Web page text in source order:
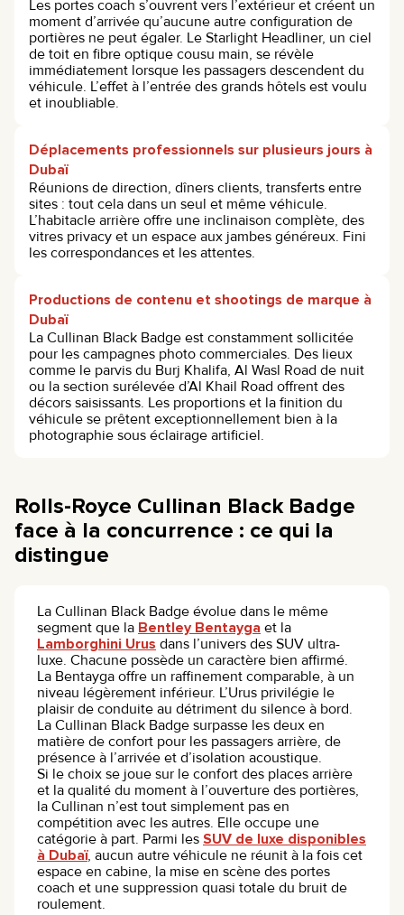
Les portes coach s’ouvrent vers l’extérieur et créent un
moment d’arrivée qu’aucune autre configuration de
portières ne peut égaler. Le Starlight Headliner, un ciel
de toit en fibre optique cousu main, se révèle
immédiatement lorsque les passagers descendent du
véhicule. L’effet à l’entrée des grands hôtels est voulu
et inoubliable.
Déplacements professionnels sur plusieurs jours à
Dubaï
Réunions de direction, dîners clients, transferts entre
sites : tout cela dans un seul et même véhicule.
L’habitacle arrière offre une inclinaison complète, des
vitres privacy et un espace aux jambes généreux. Fini
les correspondances et les attentes.
Productions de contenu et shootings de marque à
Dubaï
La Cullinan Black Badge est constamment sollicitée
pour les campagnes photo commerciales. Des lieux
comme le parvis du Burj Khalifa, Al Wasl Road de nuit
ou la section surélevée d’Al Khail Road offrent des
décors saisissants. Les proportions et la finition du
véhicule se prêtent exceptionnellement bien à la
photographie sous éclairage artificiel.
Rolls-Royce Cullinan Black Badge
face à la concurrence : ce qui la
distingue
La Cullinan Black Badge évolue dans le même
segment que la Bentley Bentayga et la
Lamborghini Urus dans l’univers des SUV ultra-
luxe. Chacune possède un caractère bien affirmé.
La Bentayga offre un raffinement comparable, à un
niveau légèrement inférieur. L’Urus privilégie le
plaisir de conduite au détriment du silence à bord.
La Cullinan Black Badge surpasse les deux en
matière de confort pour les passagers arrière, de
présence à l’arrivée et d’isolation acoustique.
Si le choix se joue sur le confort des places arrière
et la qualité du moment à l’ouverture des portières,
la Cullinan n’est tout simplement pas en
compétition avec les autres. Elle occupe une
catégorie à part. Parmi les SUV de luxe disponibles
à Dubaï, aucun autre véhicule ne réunit à la fois cet
espace en cabine, la mise en scène des portes
coach et une suppression quasi totale du bruit de
roulement.